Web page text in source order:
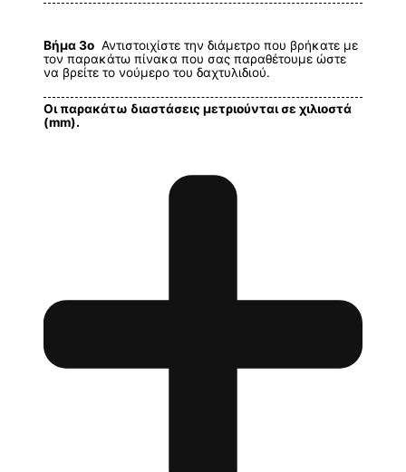
Βήμα 3ο Αντιστοιχίστε την διάμετρο που βρήκατε με
τον παρακάτω πίνακα που σας παραθέτουμε ώστε
να βρείτε το νούμερο του δαχτυλιδιού.
Οι παρακάτω διαστάσεις μετριούνται σε χιλιοστά
(mm).